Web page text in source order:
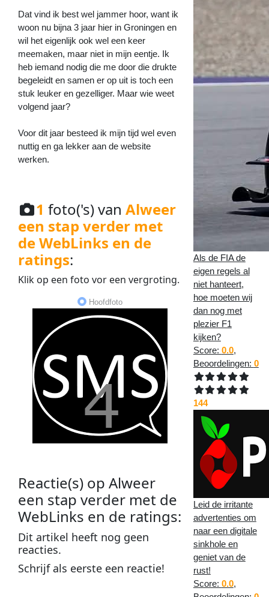
Dat vind ik best wel jammer hoor, want ik
woon nu bijna 3 jaar hier in Groningen en
wil het eigenlijk ook wel een keer
meemaken, maar niet in mijn eentje. Ik
heb iemand nodig die me door die drukte
begeleidt en samen er op uit is toch een
stuk leuker en gezelliger. Maar wie weet
volgend jaar?
Voor dit jaar besteed ik mijn tijd wel even
nuttig en ga lekker aan de website
werken.
1 foto('s) vanAlweer
een stap verder met
de WebLinks en de
ratings:
Klik op eenfoto vor eenvergroting.
Hoofdfoto
Reactie(s) opAlweer
een stap verder met de
WebLinks en de ratings:
Ditartikel heeft nog geen
reacties.
Schrijf als eerste een reactie!
Als de FIA de
eigen regels al
niet hanteert,
hoe moeten wij
dan nog met
plezier F1
kijken?
Score: 0.0,
Beoordelingen: 0
144
Leid de irritante
advertenties om
naar een digitale
sinkhole en
geniet van de
rust!
Score: 0.0,